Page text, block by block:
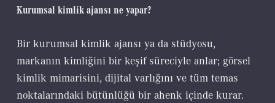
Kurumsal kimlik ajansı ne yapar?
Bir kurumsal kimlik ajansı ya da stüdyosu,
markanın kimliğini bir keşif süreciyle anlar; görsel
kimlik mimarisini, dijital varlığını ve tüm temas
noktalarındaki bütünlüğü bir ahenk içinde kurar.